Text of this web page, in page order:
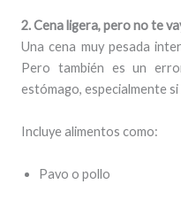
2. Cena ligera, pero no te
Una cena muy pesada
Pero también es un
estómago, especialmente
Incluye alimentos como:
Pavo o pollo